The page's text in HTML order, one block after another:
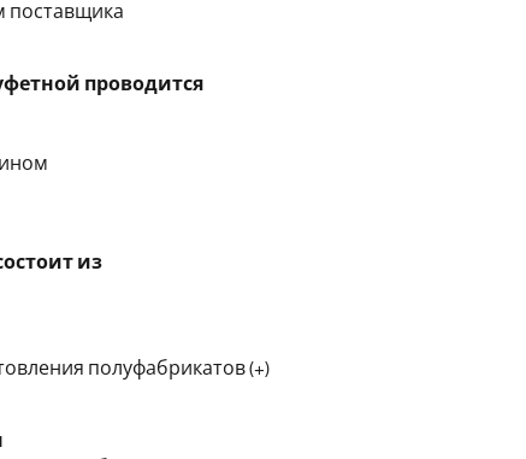
поставщика
проводится
из
полуфабрикатов (+)